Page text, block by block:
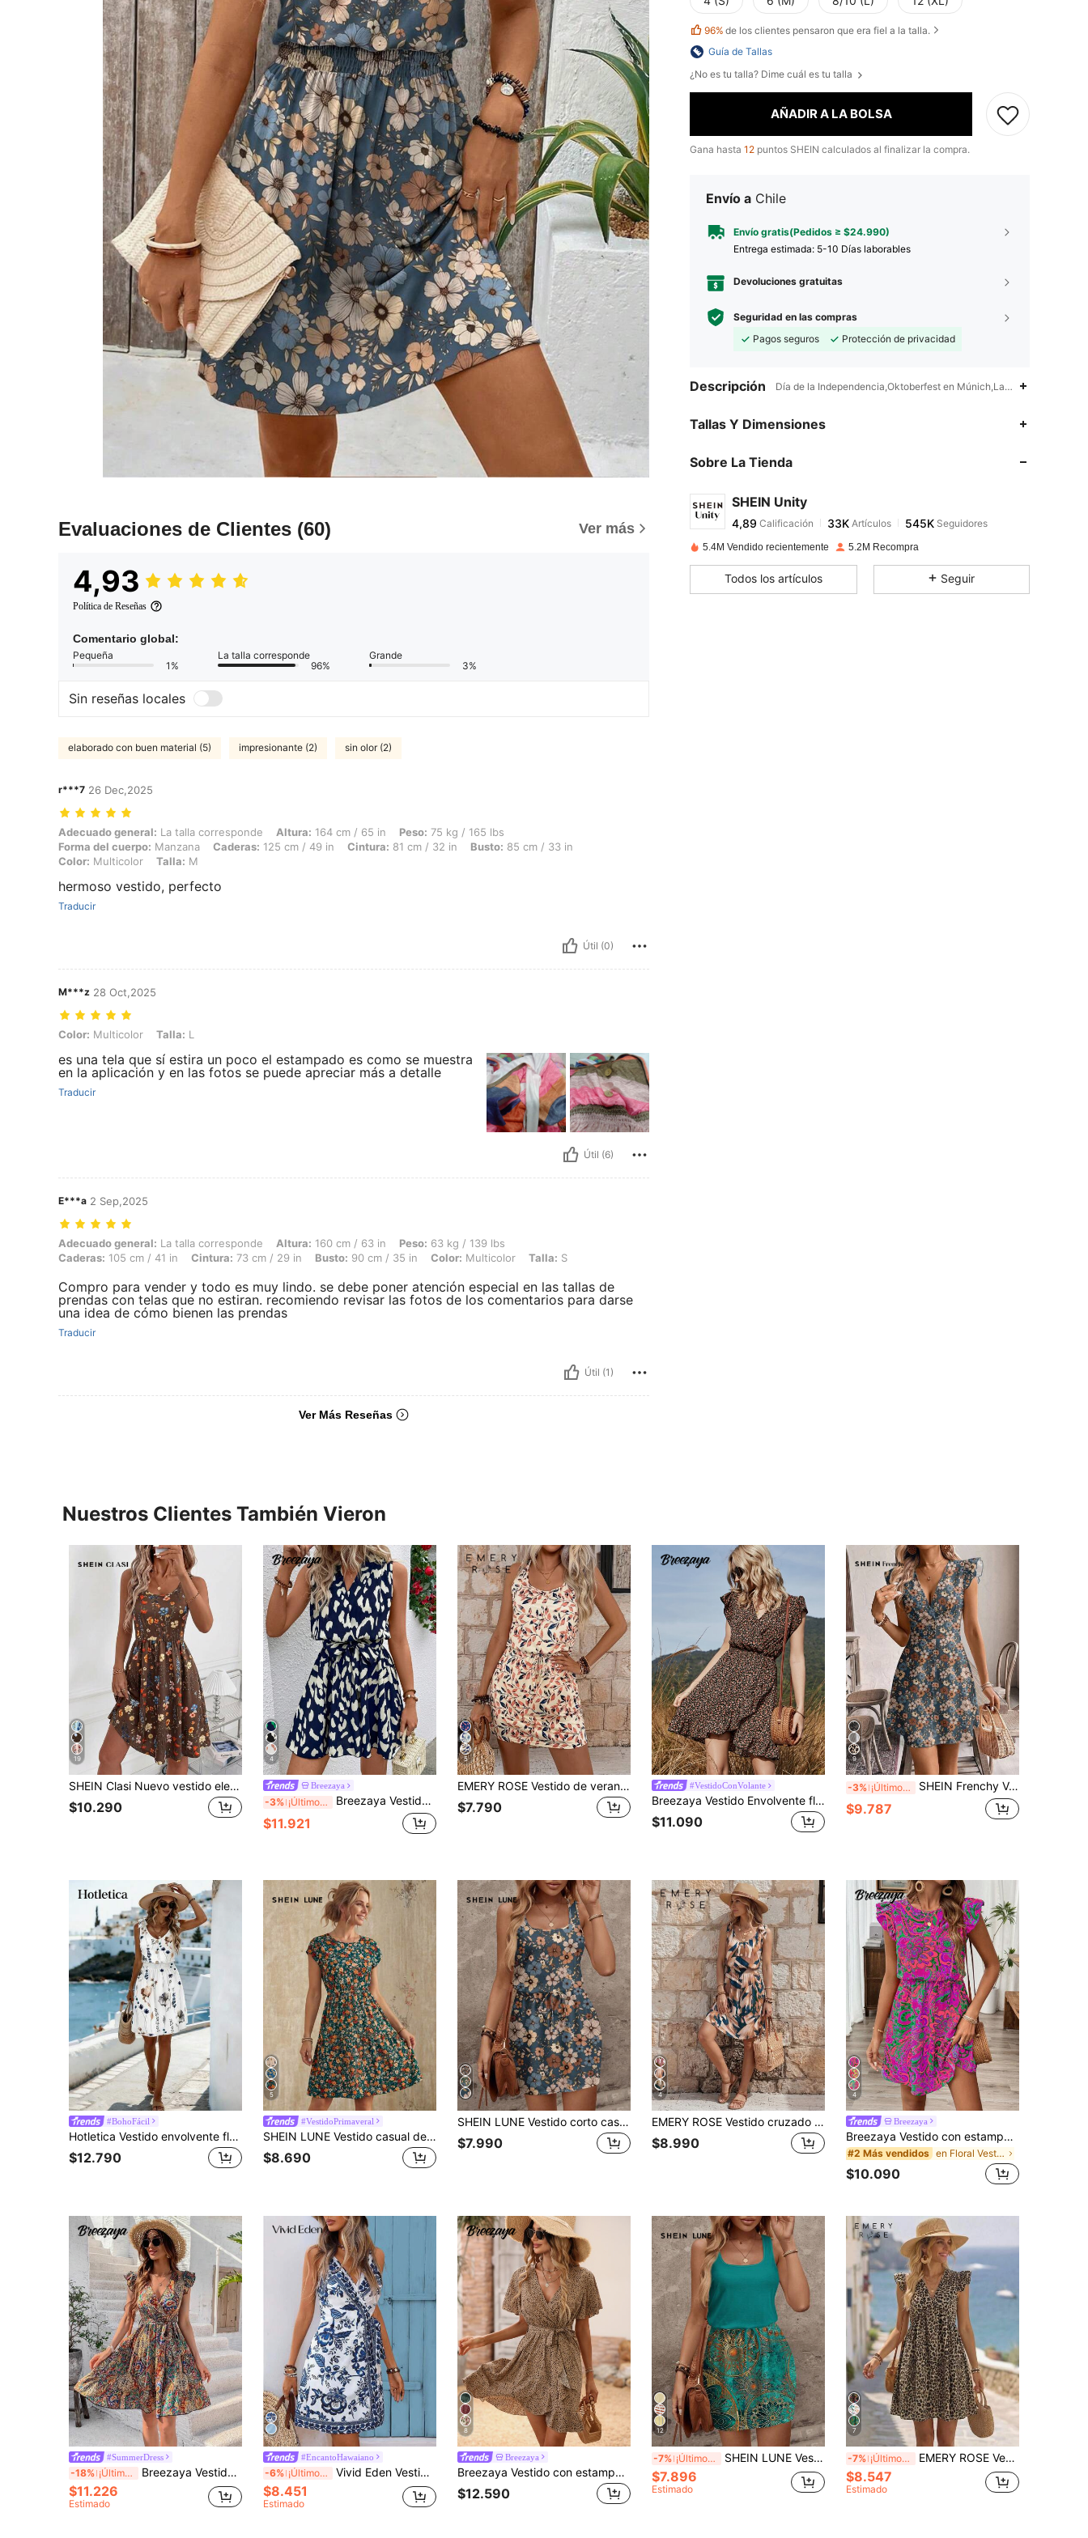
Evaluaciones de Clientes (60) Ver más
4,93
Política de Reseñas
Comentario global:
Pequeña
1%
La talla corresponde
96%
Grande
3%
Sin reseñas locales
elaborado con buen material (5) impresionante (2) sin olor (2)
r***7 26 Dec,2025
Adecuado general: La talla corresponde, Altura: 164 cm / 65 in, Peso: 75 kg / 165 lbs, Forma del cuerpo: Manzana, Caderas: 125 cm / 49 in, Cintura: 81 cm / 32 in, Busto: 85 cm / 33 in, Color: Multicolor, Talla: M
Adecuado general: La talla corresponde Altura: 164 cm / 65 in Peso: 75 kg / 165 lbs
Forma del cuerpo: Manzana Caderas: 125 cm / 49 in Cintura: 81 cm / 32 in Busto: 85 cm / 33 in
Color: Multicolor Talla: M
hermoso vestido, perfecto
Traducir
Útil (0)
M***z 28 Oct,2025
Color: Multicolor, Talla: L
Color: Multicolor Talla: L
es una tela que sí estira un poco el estampado es como se muestra
en la aplicación y en las fotos se puede apreciar más a detalle
Traducir
Útil (6)
E***a 2 Sep,2025
Adecuado general: La talla corresponde, Altura: 160 cm / 63 in, Peso: 63 kg / 139 lbs, Caderas: 105 cm / 41 in, Cintura: 73 cm / 29 in, Busto: 90 cm / 35 in, Color: Multicolor, Talla: S
Adecuado general: La talla corresponde Altura: 160 cm / 63 in Peso: 63 kg / 139 lbs
Caderas: 105 cm / 41 in Cintura: 73 cm / 29 in Busto: 90 cm / 35 in Color: Multicolor Talla: S
Compro para vender y todo es muy lindo. se debe poner atención especial en las tallas de
prendas con telas que no estiran. recomiendo revisar las fotos de los comentarios para darse
una idea de cómo bienen las prendas
Traducir
Útil (1)
Ver Más Reseñas
96% de los clientes pensaron que era fiel a la talla.
Guía de Tallas
¿No es tu talla? Dime cuál es tu talla
AÑADIR A LA BOLSA
Gana hasta 12 puntos SHEIN calculados al finalizar la compra.
Envío a Chile
Envío gratis(Pedidos ≥ $24.990)
Entrega estimada: 5-10 Días laborables
Devoluciones gratuitas
Seguridad en las compras
Pagos seguros
Protección de privacidad
Descripción Día de la Independencia,Oktoberfest en Múnich,Lavado a máquina,
Tallas Y Dimensiones
Sobre La Tienda
SHEIN Unity
4,89
4,89 Calificación
m***4pagó Hace 1 día
5.4M Vendido recientemente 5.2M Recompra
Todos los artículos Seguir
Nuestros Clientes También Vieron
19
SHEIN Clasi Nuevo vestido elegante de mujer con cuello en U, cintura definida, efecto adelgazante, estampado floral, adecuado para vacaciones y uso diario
$10.290
4
Breezaya
-3% ¡Últimos 2 días Breezaya Vestido casual de vacaciones sin mangas con estampado de leopardo para mujer
$11.921
5
EMERY ROSE Vestido de verano casual con estampado de hojas, cuello redondo, sin mangas, con cordón en la cintura, para vacaciones y playa para mujer
$7.790
#VestidoConVolante
Breezaya Vestido Envolvente floral de margarita Bohemio
$11.090
9
-3% ¡Últimos 2 días SHEIN Frenchy Vestido casual de mujer con cuello en V, manga corta, corte evasé y botones con estampado floral diminuto, conjunto de vacaciones para mujer
$9.787
#BohoFácil
Hotletica Vestido envolvente floral de verano con cierre de botones para mujer, cintura elástica y cinturón - Atuendo de vacaciones para la playa
$12.790
5
#VestidoPrimaveral
SHEIN LUNE Vestido casual de vacaciones con cintura ajustada y estampado floral diminuto
$8.690
SHEIN LUNE Vestido corto casual de mujer con patrón floral retro, apropiado para primavera y verano
$7.990
4
EMERY ROSE Vestido cruzado con estampado de verano, cintura elástica y detalles de botones para vacaciones y playa
$8.990
4
Breezaya
Breezaya Vestido con estampado floral y volantes, conjunto para vacaciones y playa para mujeres
#2 Más vendidos en Floral Vestidos Cortos De Mujer
$10.090
#SummerDress
-18% ¡Últimos 2 días Breezaya Vestido con estampado completo, mangas abullonadas, cintura con cinturón, vestido de playa de vacaciones para mujeres
$11.226
Estimado
#EncantoHawaiano
-6% ¡Últimos 2 días Vivid Eden Vestido envolvente con lazo lateral estampado para mujer, adecuado para vacaciones, vestidos de verano para mujer, ropa de verano, estilo de vacaciones, para vacaciones en la playa
$8.451
Estimado
8
Breezaya
Breezaya Vestido con estampado dálmata, mangas de mariposa, volantes, dobladillo envolvente y cinturón para vacaciones y playa para mujeres
$12.590
12
-7% ¡Últimos 2 días SHEIN LUNE Vestido corto casual estampado para mujer, adecuado para primavera y verano
$7.896
Estimado
7
-7% ¡Últimos 2 días EMERY ROSE Vestido corto casual de verano con estampado de leopardo para mujer
$8.547
Estimado